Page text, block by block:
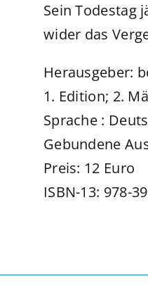
Sein Todestag
wider das
Herausgeber:
1. Edition; 2.
Sprache :
Gebundene
Preis: ‎12 Euro
ISBN-13: ‎978-